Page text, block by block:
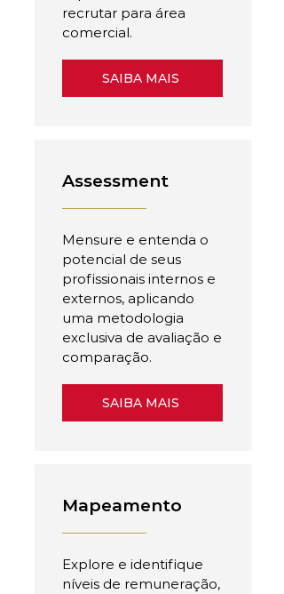
recrutar para área
comercial.
SAIBA MAIS
Assessment
Mensure e entenda o
potencial de seus
profissionais internos e
externos, aplicando
uma metodologia
exclusiva de avaliação e
comparação.
SAIBA MAIS
Mapeamento
Explore e identifique
níveis de remuneração,